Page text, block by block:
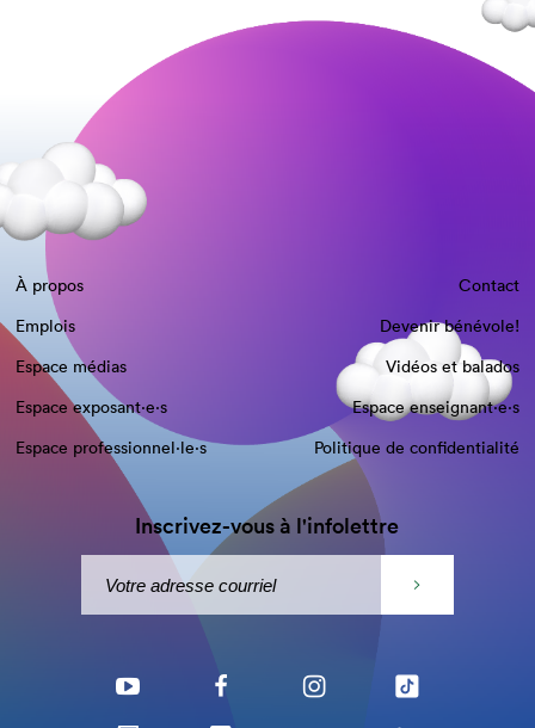
À propos
Contact
Emplois
Devenir bénévole!
Espace médias
Vidéos et balados
Espace exposant·e⋅s
Espace enseignant·e⋅s
Espace professionnel·le⋅s
Politique de confidentialité
Inscrivez-vous à l'infolettre